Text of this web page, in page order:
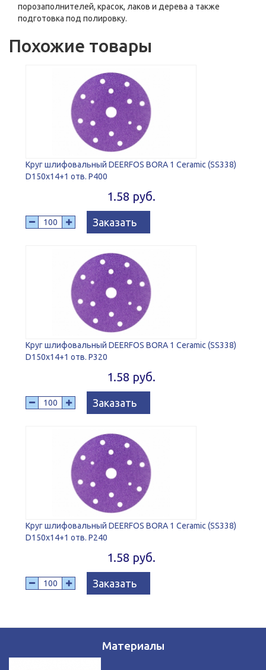
порозаполнителей, красок, лаков и дерева а также
подготовка под полировку.
Похожие товары
Круг шлифовальный DEERFOS BORA 1 Ceramic (SS338)
D150x14+1 отв. P400
1.58 руб.
Заказать
Круг шлифовальный DEERFOS BORA 1 Ceramic (SS338)
D150x14+1 отв. P320
1.58 руб.
Заказать
Круг шлифовальный DEERFOS BORA 1 Ceramic (SS338)
D150x14+1 отв. P240
1.58 руб.
Заказать
Материалы